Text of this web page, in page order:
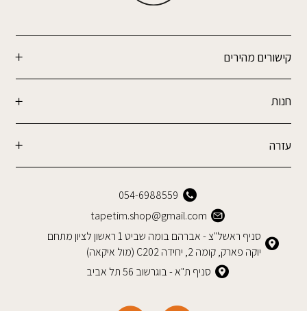
קישורים מהירים
חנות
עזרה
054-6988559
tapetim.shop@gmail.com
סניף ראשל"צ - אברהם בומה שביט 1 ראשון לציון מתחם
יוקה פארק, קומה 2, יחידה C202 (מול איקאה)
סניף ת"א - בוגרשוב 56 תל אביב